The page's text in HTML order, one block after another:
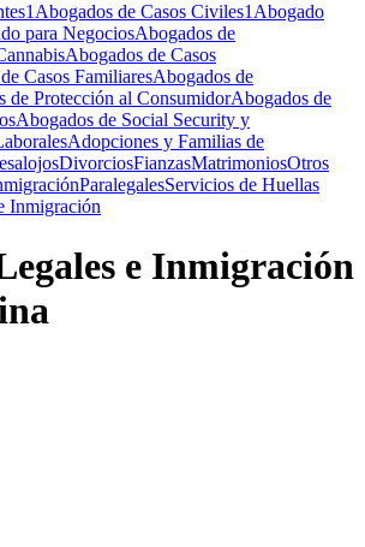
1Abogados de Casos Civiles1Abogado
para NegociosAbogados de
Abogados de Casos
Casos FamiliaresAbogados de
de Protección al ConsumidorAbogados de
Abogados de Social Security y
Adopciones y Familias de
DivorciosFianzasMatrimoniosOtros
ParalegalesServicios de Huellas
Inmigración
e Inmigración